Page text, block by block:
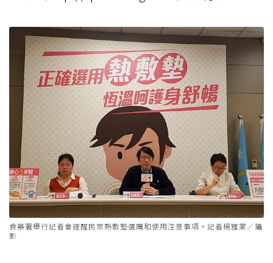
食藥署舉行記者會提醒民眾熱敷墊選購和使用注意事項。記者楊雅棠／攝
影